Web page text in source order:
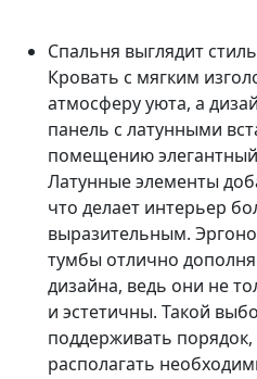
Спальня выглядит
Кровать с мягким
атмосферу уюта, а
панель с латунными
помещению
Латунные элементы
что делает интерьер
выразительным.
тумбы отлично
дизайна, ведь они не
и эстетичны. Такой
поддерживать
располагать